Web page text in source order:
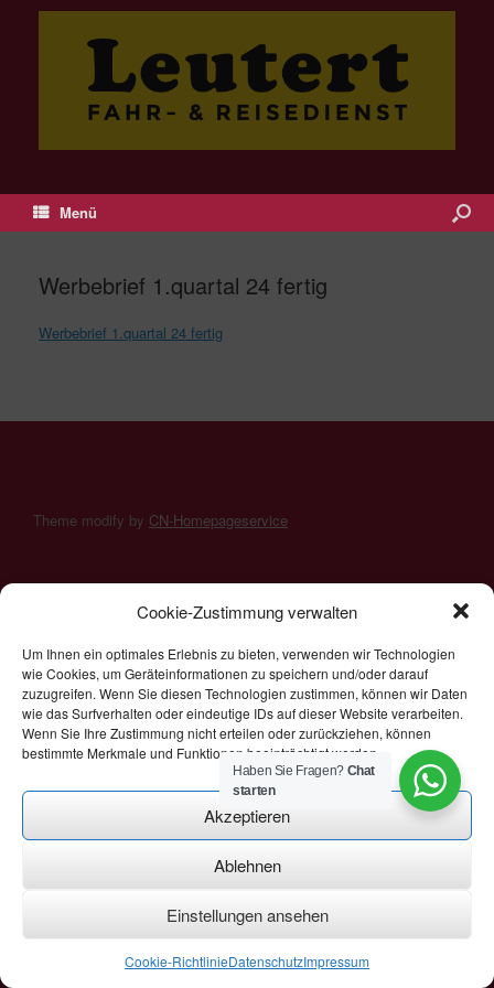
Cookie-Zustimmung verwalten
Um Ihnen ein optimales Erlebnis zu bieten, verwenden wir Technologien
wie Cookies, um Geräteinformationen zu speichern und/oder darauf
zuzugreifen. Wenn Sie diesen Technologien zustimmen, können wir Daten
wie das Surfverhalten oder eindeutige IDs auf dieser Website verarbeiten.
Wenn Sie Ihre Zustimmung nicht erteilen oder zurückziehen, können
bestimmte Merkmale und Funktionen beeinträchtigt werden.
Akzeptieren
Ablehnen
Einstellungen ansehen
Cookie-RichtlinieDatenschutzImpressum
Menü
Werbebrief 1.quartal 24 fertig
Werbebrief 1.quartal 24 fertig
Theme modify by CN-Homepageservice
Haben Sie Fragen? Chat
starten